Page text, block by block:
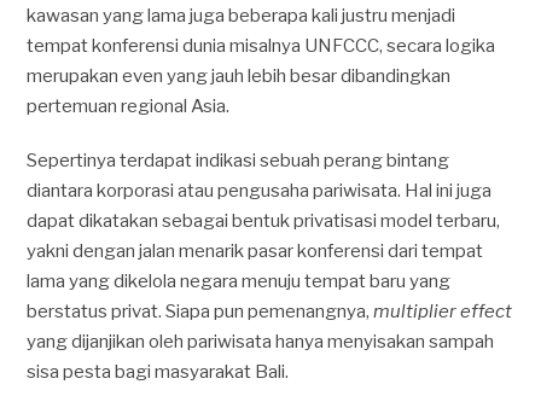
kawasan yang lama juga beberapa kali justru menjadi
tempat konferensi dunia misalnya UNFCCC, secara logika
merupakan even yang jauh lebih besar dibandingkan
pertemuan regional Asia.
Sepertinya terdapat indikasi sebuah perang bintang
diantara korporasi atau pengusaha pariwisata. Hal ini juga
dapat dikatakan sebagai bentuk privatisasi model terbaru,
yakni dengan jalan menarik pasar konferensi dari tempat
lama yang dikelola negara menuju tempat baru yang
berstatus privat. Siapa pun pemenangnya,multiplier effect
yang dijanjikan oleh pariwisata hanya menyisakan sampah
sisa pesta bagi masyarakat Bali.